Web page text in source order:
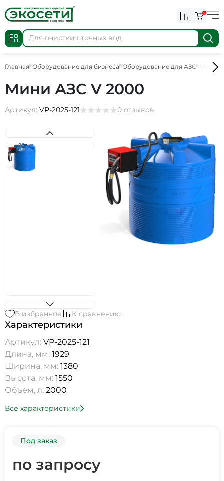
0
Главная Оборудование для бизнеса Оборудование для АЗС Мини
Мини АЗС V 2000
Артикул: VP-2025-121 0 отзывов
В избранное К сравнению
Характеристики
Артикул: VP-2025-121
Длина, мм: 1929
Ширина, мм: 1380
Высота, мм: 1550
Объем, л: 2000
Все характеристики
Под заказ
по запросу